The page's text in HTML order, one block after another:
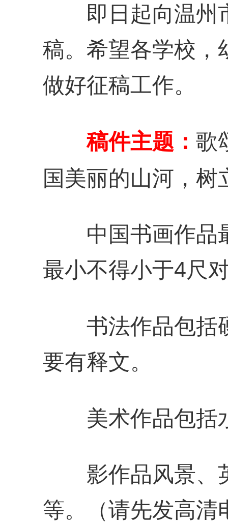
即日起向温州
稿。希望各学校，
做好征稿工作。
稿件主题： 歌
国美丽的山河，
中国书画作品
最小不得小于4尺
书法作品包括
要有释文。
美术作品包括
影作品风景、
等。（请先发高清